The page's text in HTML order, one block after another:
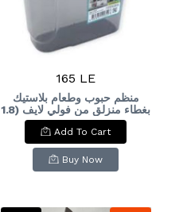
165 LE
منظم حبوب وطعام بلاستيك
بغطاء منزلق من فولي لايف (1.8
& Cereal Container with
Sliding Lid (1.8L)
Add To Cart
Buy Now